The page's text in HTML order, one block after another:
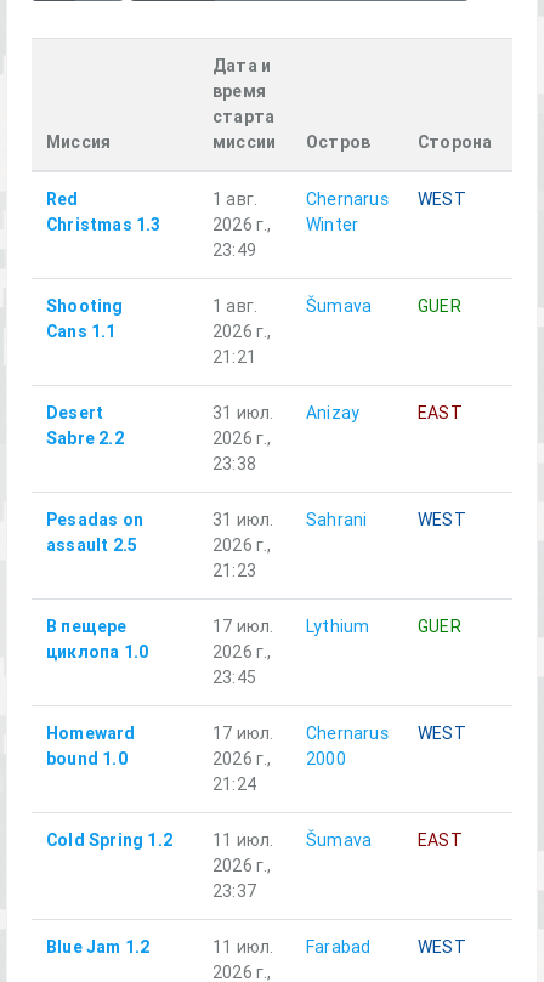
Миссия
Дата и
время
старта
миссии
Остров Сторона
Red
Christmas 1.3
1 авг.
2026 г.,
23:49
Chernarus
Winter
WEST
Shooting
Cans 1.1
1 авг.
2026 г.,
21:21
Šumava GUER
Desert
Sabre 2.2
31 июл.
2026 г.,
23:38
Anizay EAST
Pesadas on
assault 2.5
31 июл.
2026 г.,
21:23
Sahrani WEST
В пещере
циклопа 1.0
17 июл.
2026 г.,
23:45
Lythium GUER
Homeward
bound 1.0
17 июл.
2026 г.,
21:24
Chernarus
2000
WEST
Cold Spring 1.2
11 июл.
2026 г.,
23:37
Šumava EAST
Blue Jam 1.2
11 июл.
2026 г.,
Farabad WEST